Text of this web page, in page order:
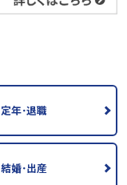
定年･退職
結婚･出産